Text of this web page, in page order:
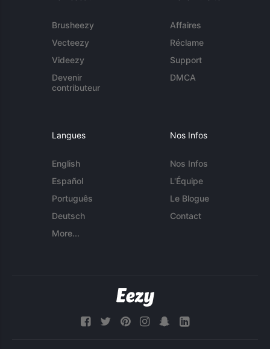
Brusheezy
Vecteezy
Videezy
Devenir
contributeur
Affaires
Réclame
Support
DMCA
Langues
English
Español
Português
Deutsch
More...
Nos Infos
Nos Infos
L'Équipe
Le Blogue
Contact